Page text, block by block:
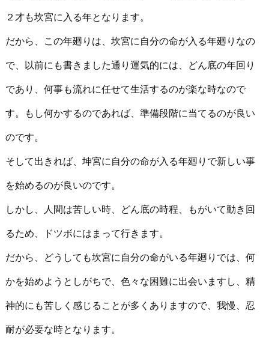
２才も坎宮に入る年となります。
だから、この年廻りは、坎宮に自分の命が入る年廻りなの
で、以前にも書きました通り運気的には、どん底の年回り
であり、何事も流れに任せて生活するのが楽な時なので
す。もし何かするのであれば、準備段階に当てるのが良い
のです。
そして出きれば、坤宮に自分の命が入る年廻りで新しい事
を始めるのが良いのです。
しかし、人間は苦しい時、どん底の時程、もがいて動き回
るため、ドツボにはまって行きます。
だから、どうしても坎宮に自分の命がいる年廻りでは、何
かを始めようとしがちで、色々な困難に出会いますし、精
神的にも苦しく感じることが多くありますので、我慢、忍
耐が必要な時となります。